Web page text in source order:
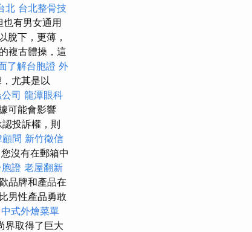
北 台北整骨技
有男女通用
脫下，更薄，
複古體操，這
了解台胞證 外
尤其是以
司 龍潭眼科
可能會影響
投訴權，則
問 新竹徵信
您沒有在郵箱中
證 老屋翻新
品牌和產品在
男性產品勇敢
中式外燴菜單
界取得了巨大